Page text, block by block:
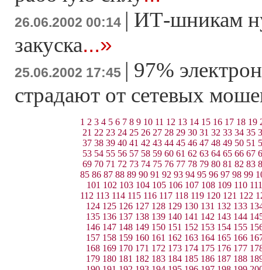
26.06.2002 00:14 | ИТ-шникам
закуска...»
25.06.2002 17:45 | 97%
страдают от сетевых
1 2 3 4 5 6 7 8 9 10 11 12 13 14 15 16 17 18 19
21 22 23 24 25 26 27 28 29 30 31 32 33 34 35
37 38 39 40 41 42 43 44 45 46 47 48 49 50 51
53 54 55 56 57 58 59 60 61 62 63 64 65 66 67
69 70 71 72 73 74 75 76 77 78 79 80 81 82 83
85 86 87 88 89 90 91 92 93 94 95 96 97 98 99
101 102 103 104 105 106 107 108 109 110 111
112 113 114 115 116 117 118 119 120 121 122
124 125 126 127 128 129 130 131 132 133
135 136 137 138 139 140 141 142 143 144
146 147 148 149 150 151 152 153 154 155
157 158 159 160 161 162 163 164 165 166
168 169 170 171 172 173 174 175 176 177
179 180 181 182 183 184 185 186 187 188